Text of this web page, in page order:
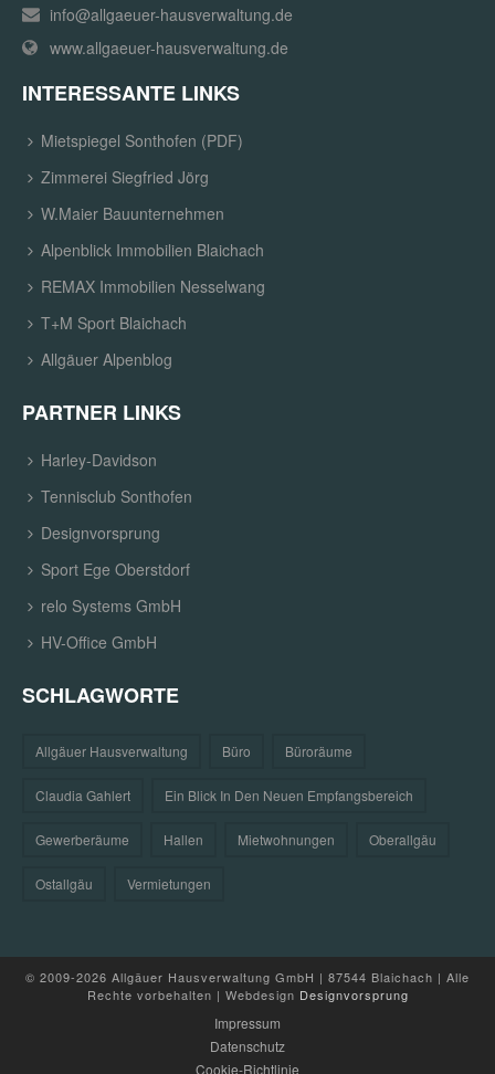
info@allgaeuer-hausverwaltung.de
www.allgaeuer-hausverwaltung.de
INTERESSANTE LINKS
Mietspiegel Sonthofen (PDF)
Zimmerei Siegfried Jörg
W.Maier Bauunternehmen
Alpenblick Immobilien Blaichach
REMAX Immobilien Nesselwang
T+M Sport Blaichach
Allgäuer Alpenblog
PARTNER LINKS
Harley-Davidson
Tennisclub Sonthofen
Designvorsprung
Sport Ege Oberstdorf
relo Systems GmbH
HV-Office GmbH
SCHLAGWORTE
Allgäuer Hausverwaltung Büro Büroräume
Claudia Gahlert Ein Blick In Den Neuen Empfangsbereich
Gewerberäume Hallen Mietwohnungen Oberallgäu
Ostallgäu Vermietungen
© 2009-2026 Allgäuer Hausverwaltung GmbH | 87544 Blaichach | Alle
Rechte vorbehalten | Webdesign Designvorsprung
Impressum
Datenschutz
Cookie-Richtlinie